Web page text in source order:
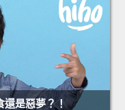
還是惡夢？！